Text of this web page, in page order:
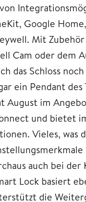
Google Home,
Mit
Cam oder dem
das Schloss
ein Pendant des
August im
und bietet
Vieles, was
auch bei der
Lock basiert
die